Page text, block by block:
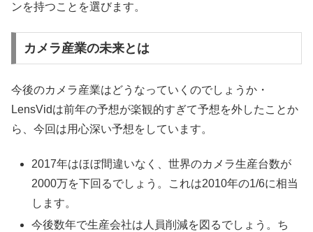
ンを持つことを選びます。
カメラ産業の未来とは
今後のカメラ産業はどうなっていくのでしょうか・
LensVidは前年の予想が楽観的すぎて予想を外したことか
ら、今回は用心深い予想をしています。
2017年はほぼ間違いなく、世界のカメラ生産台数が
2000万を下回るでしょう。これは2010年の1/6に相当
します。
今後数年で生産会社は人員削減を図るでしょう。ち